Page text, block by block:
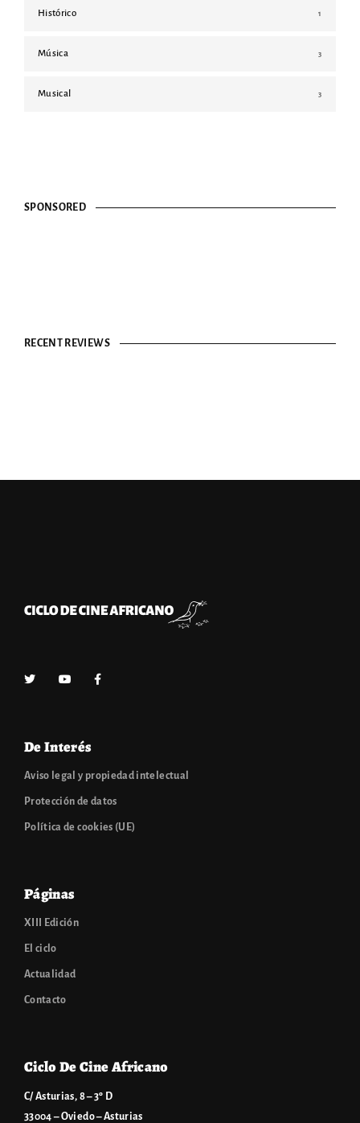
Histórico 1
Música 3
Musical 3
SPONSORED
RECENT REVIEWS
De Interés
Aviso legal y propiedad intelectual
Protección de datos
Política de cookies (UE)
Páginas
XIII Edición
El ciclo
Actualidad
Contacto
Ciclo De Cine Africano
C/ Asturias, 8 – 3º D
33004 – Oviedo – Asturias